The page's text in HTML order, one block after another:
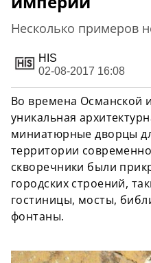
Несколько примеров
HIS
02-08-2017 16:08
Во времена Османской
уникальная
миниатюрные дворцы
территории
скворечники были
городских строений,
гостиницы, мосты,
фонтаны.